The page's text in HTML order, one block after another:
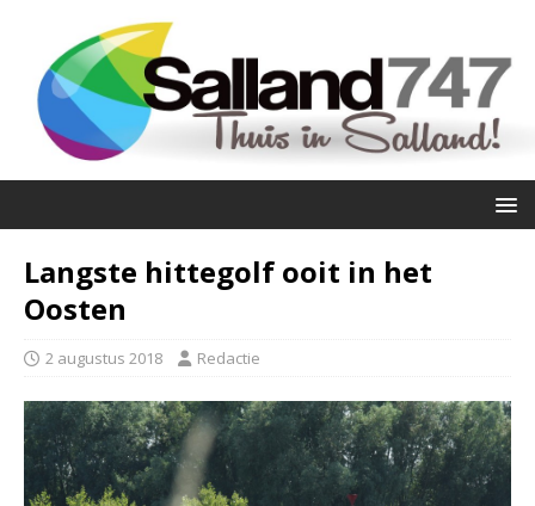
Langste hittegolf ooit in het
Oosten
2 augustus 2018 Redactie